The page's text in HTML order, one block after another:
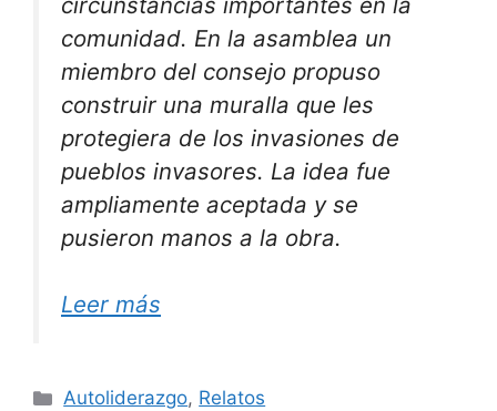
comunidad. En la asamblea un
miembro del consejo propuso
construir una muralla que les
protegiera de los invasiones de
pueblos invasores. La idea fue
ampliamente aceptada y se
pusieron manos a la obra.
Leer más
Categorías
Autoliderazgo, Relatos